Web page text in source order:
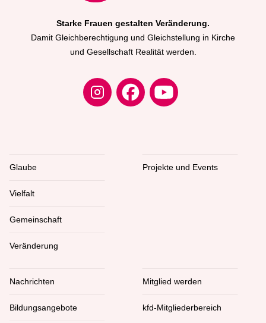
Starke Frauen gestalten Veränderung.
Damit Gleichberechtigung und Gleichstellung in Kirche
und Gesellschaft Realität werden.
Glaube
Vielfalt
Gemeinschaft
Veränderung
Projekte und Events
Nachrichten
Bildungsangebote
Mitglied werden
kfd-Mitgliederbereich